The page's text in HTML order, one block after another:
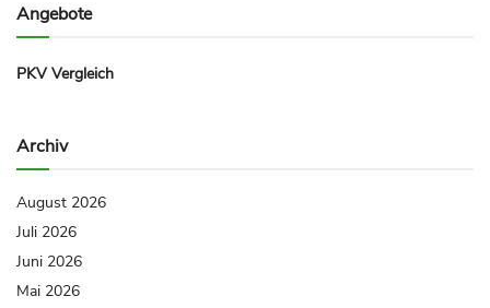
Angebote
PKV Vergleich
Archiv
August 2026
Juli 2026
Juni 2026
Mai 2026